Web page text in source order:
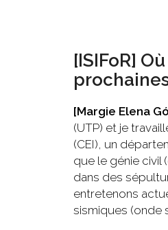
[ISIFoR]
[Margie Elena
(UTP) et je
(CEI), un
que le génie civil (
dans des
entretenons
sismiques (onde